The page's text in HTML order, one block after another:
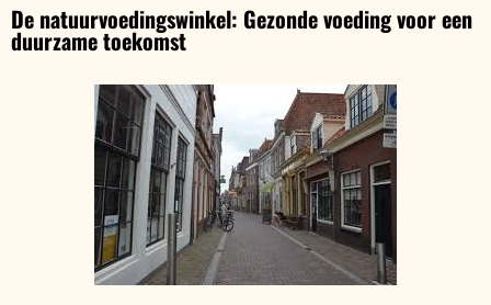
De natuurvoedingswinkel: Gezonde voeding voor een
duurzame toekomst